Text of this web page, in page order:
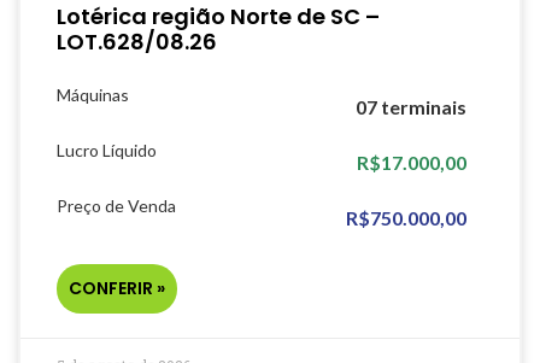
Lotérica região Norte de SC –
LOT.628/08.26
Máquinas
07 terminais
Lucro Líquido
R$17.000,00
Preço de Venda
R$750.000,00
CONFERIR »